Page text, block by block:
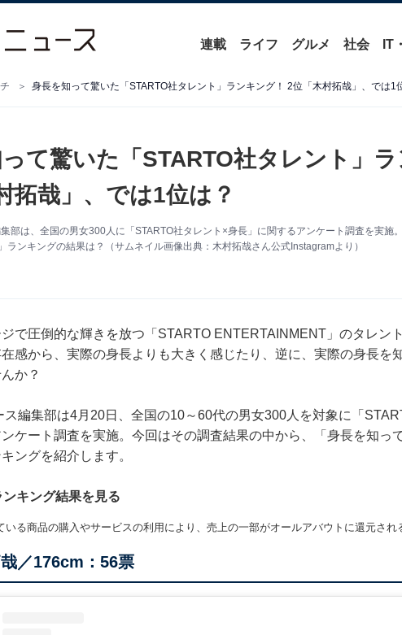
連載 ライフ グルメ 社会 IT
身長を知って驚いた「STARTO社タレント」ランキング！ 2位「木村拓哉」、では1
て驚いた「STARTO社タレント」ラ
拓哉」、では1位は？
部は、全国の男女300人に「STARTO社タレント×身長」に関するアンケート調査を実施
ランキングの結果は？（サムネイル画像出典：木村拓哉さん公式Instagramより）
で圧倒的な輝きを放つ「STARTO ENTERTAINMENT」のタレン
感から、実際の身長よりも大きく感じたり、逆に、実際の身長を
か？
ス編集部は4月20日、全国の10～60代の男女300人を対象に「
ケート調査を実施。今回はその調査結果の中から、「身長を知っ
ングを紹介します。
ンキング結果を見る
る商品の購入やサービスの利用により、売上の一部がオールアバウトに還元され
／176cm：56票